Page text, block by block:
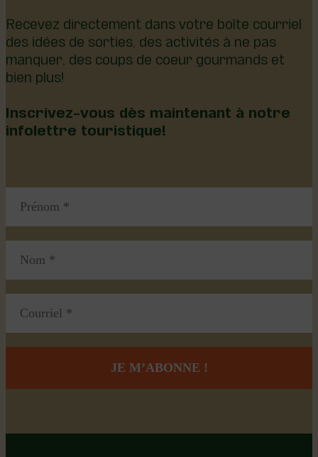
Recevez directement dans votre boîte courriel
des idées de sorties, des activités à ne pas
manquer, des coups de coeur gourmands et
bien plus!
Inscrivez-vous dès maintenant à notre
infolettre touristique!